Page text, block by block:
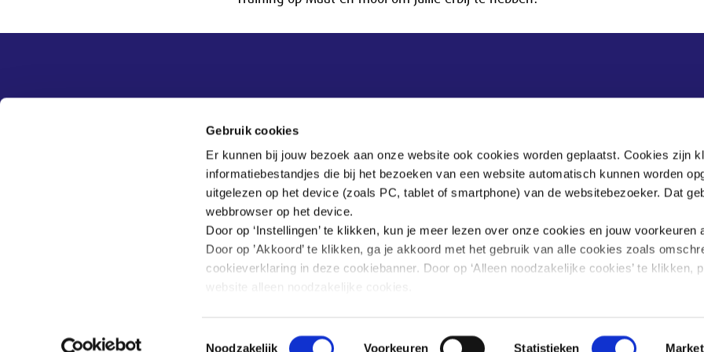
Gebruik cookies
Er kunnen bij jouw bezoek aan onze website ook cookies worden geplaatst. Cookies zijn
informatiebestandjes die bij het bezoeken van een website automatisch kunnen worden
uitgelezen op het device (zoals PC, tablet of smartphone) van de websitebezoeker. Dat
webbrowser op het device.
Door op ‘Instellingen’ te klikken, kun je meer lezen over onze cookies en jouw voorkeuren
Door op ’Akkoord’ te klikken, ga je akkoord met het gebruik van alle cookies zoals
cookieverklaring in deze cookiebanner. Door op ‘Alleen noodzakelijke cookies’ te klikken,
Toestemmingsselectie
Noodzakelijk Voorkeuren Statistieken
Contact
Tel:070 - 3 499 499
Veelgestelde vragen
Postbus 90405
2509 LK Den Haag
Privacy